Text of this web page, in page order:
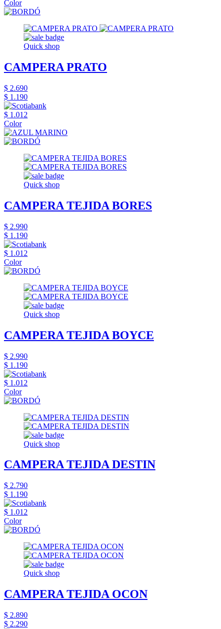
Color
Quick shop
CAMPERA PRATO
$ 2.690
$ 1.190
$ 1.012
Color
Quick shop
CAMPERA TEJIDA BORES
$ 2.990
$ 1.190
$ 1.012
Color
Quick shop
CAMPERA TEJIDA BOYCE
$ 2.990
$ 1.190
$ 1.012
Color
Quick shop
CAMPERA TEJIDA DESTIN
$ 2.790
$ 1.190
$ 1.012
Color
Quick shop
CAMPERA TEJIDA OCON
$ 2.890
$ 2.290